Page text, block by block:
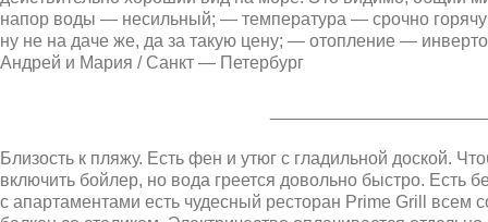
напор воды — несильный; — температура — срочно
ну не на даче же, да за такую цену; — отопление —
Андрей и Мария / Санкт — Петербург
Близость к пляжу. Есть фен и утюг с гладильной доской.
включить бойлер, но вода греется довольно быстро. Есть
с апартаментами есть чудесный ресторан Prime Grill